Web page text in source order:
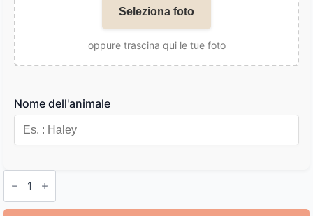
Seleziona foto
oppure trascina qui le tue foto
Nome dell'animale
Portachiavi
Animali
Personalizzati
quantità